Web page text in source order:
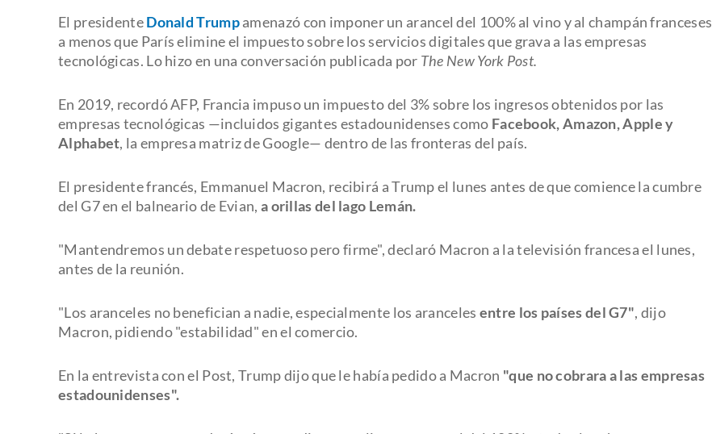
El presidenteDonald Trumpamenazó con imponer un arancel del 100% al vino y al champán franceses
a menos que París elimine el impuesto sobre los servicios digitales que grava a las empresas
tecnológicas. Lo hizo en una conversación publicada por The New York Post.
En 2019, recordó AFP, Francia impuso un impuesto del 3% sobre los ingresos obtenidos por las
empresas tecnológicas —incluidos gigantes estadounidenses como Facebook, Amazon, Apple y
Alphabet, la empresa matriz de Google— dentro de las fronteras del país.
El presidente francés, Emmanuel Macron, recibirá a Trump el lunes antes de que comience la cumbre
del G7 en el balneario de Evian, a orillas del lago Lemán.
"Mantendremos un debate respetuoso pero firme", declaró Macron a la televisión francesa el lunes,
antes de la reunión.
"Los aranceles no benefician a nadie, especialmente los aranceles entre los países del G7", dijo
Macron, pidiendo "estabilidad" en el comercio.
En la entrevista con el Post, Trump dijo que le había pedido a Macron "que no cobrara a las empresas
estadounidenses".